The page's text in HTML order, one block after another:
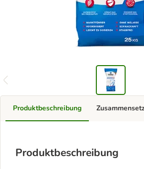
Produktbeschreibung
Produktbeschreibung